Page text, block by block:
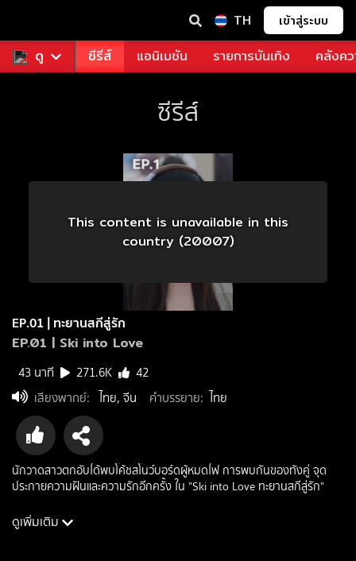
TH เข้าสู่ระบบ
ดูหนัง ซีรีส์ แอนิเมชัน รายการบันเทิง คลังค
ซีรีส์
This content is unavailable in this
country (20007)
EP.01 | ทะยานสกีสู่รัก
EP.01 | Ski into Love
43 นาที 271.6K
42
เสียงพากย์: ไทย, จีน คำบรรยาย: ไทย
นักวาดสาวตกอับได้พบโค้ชสโนว์บอร์ดผู้หมดไฟ การพบกันของทั้งคู่ จุด
ประกายความฝันและความรักอีกครั้ง ใน "Ski into Love ทะยานสกีสู่รัก"
นักแสดง: หลินอี, อวี๋ซูซิน, เฟ่ยฉี่หมิง, เจิงเข่อนี
ดูเพิ่มเติม